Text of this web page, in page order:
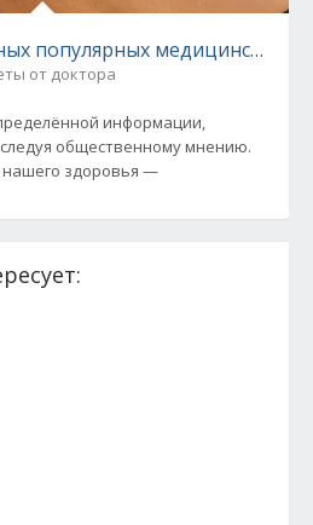
популярных медицинских
от доктора
информации,
общественному мнению.
нашего здоровья —